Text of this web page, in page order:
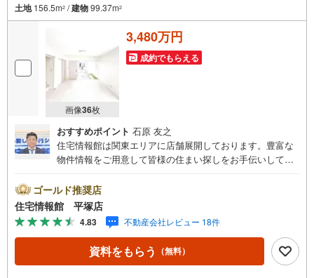
土地156.5m2 /建物99.37m2
画像36枚
3,480万円
成約でもらえる
おすすめポイント 石原 友之
住宅情報館は関東エリアに店舗展開しております。豊富な
物件情報をご用意して皆様の住まい探しをお手伝いしてお
さい。住宅ローン相談会も同時開催中無理のない住宅ロー
ンの試算やご購入の際にかかる諸費用の概算も行っており
ます。しっかりとした資金計画のアドバイスをさせて頂き
ますので、お気軽にご相談ください。
ゴールド推奨店
住宅情報館 平塚店
4.83 不動産会社レビュー 18件
資料をもらう （無料）